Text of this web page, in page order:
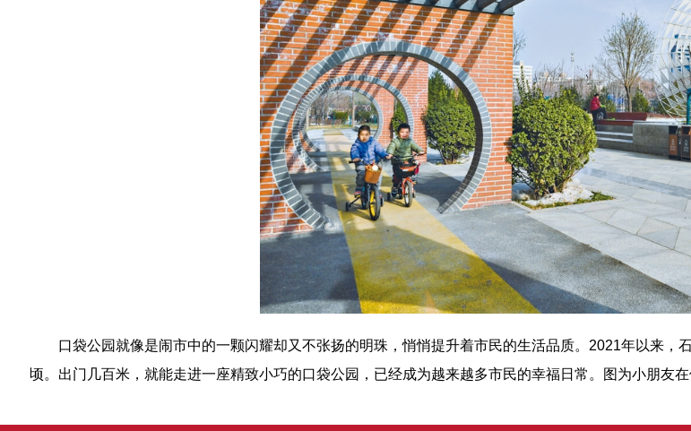
口袋公园就像是闹市中的一颗闪耀却又不张扬的明珠，悄悄提升着市民的生活品质。2021年以来
顷。出门几百米，就能走进一座精致小巧的口袋公园，已经成为越来越多市民的幸福日常。图为小朋友